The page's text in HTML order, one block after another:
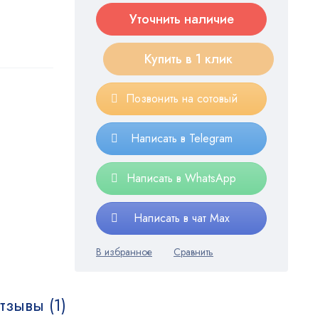
Уточнить наличие
Купить в 1 клик
Позвонить на сотовый
Написать в Telegram
Написать в WhatsApp
Написать в чат Max
(1)